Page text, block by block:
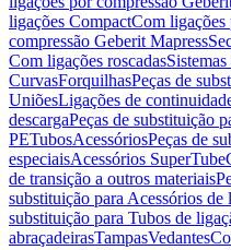
ligações CompactCom ligações
compressão Geberit Mapress
Com ligações roscadas
CurvasForquilhasPeças de
UniõesLigações de
descargaPeças de substituição
PETubosAcessóriosPeças de
especiaisAcessórios SuperTube
de transição a outros materiais
substituição para Acessórios de
substituição para Tubos de
abraçadeirasTampasVedantes